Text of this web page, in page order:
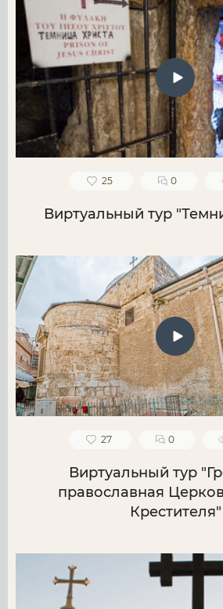
25 0
Виртуальный тур
27 0
Виртуальный тур
православная
Крестителя"